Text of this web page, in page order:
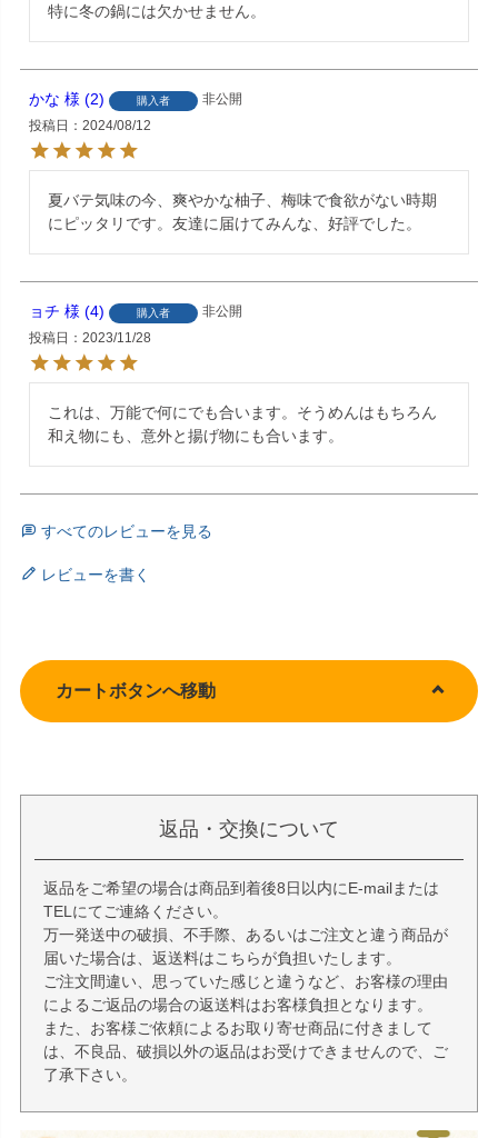
特に冬の鍋には欠かせません。
かな 2 購入者
非公開
投稿日
2024/08/12
夏バテ気味の今、爽やかな柚子、梅味で食欲がない時期
にピッタリです。友達に届けてみんな、好評でした。
ョチ 4 購入者
非公開
投稿日
2023/11/28
これは、万能で何にでも合います。そうめんはもちろん
和え物にも、意外と揚げ物にも合います。
すべてのレビューを見る
レビューを書く
カートボタンへ移動
返品・交換について
返品をご希望の場合は商品到着後8日以内にE-mailまたは
TELにてご連絡ください。
万一発送中の破損、不手際、あるいはご注文と違う商品が
届いた場合は、返送料はこちらが負担いたします。
ご注文間違い、思っていた感じと違うなど、お客様の理由
によるご返品の場合の返送料はお客様負担となります。
また、お客様ご依頼によるお取り寄せ商品に付きまして
は、不良品、破損以外の返品はお受けできませんので、ご
了承下さい。